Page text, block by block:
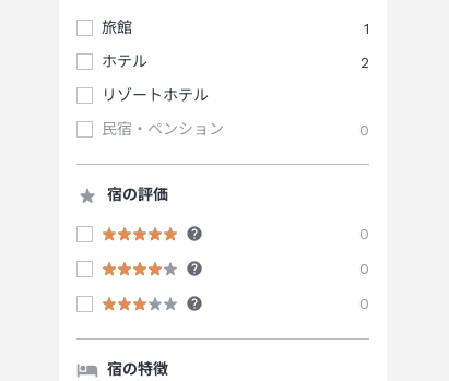
旅館
1
ホテル
2
リゾートホテル
民宿・ペンション
0
宿の評価
0
0
0
宿の特徴